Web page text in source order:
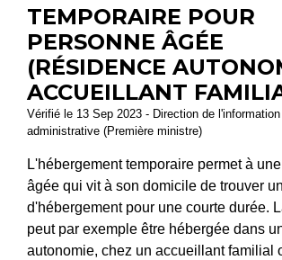
TEMPORAIRE POUR
PERSONNE ÂGÉE
(RÉSIDENCE
ACCUEILLANT
Vérifié le 13 Sep 2023 - Direction de
administrative (Première ministre)
L'hébergement temporaire permet à
âgée qui vit à son domicile de trouver
d'hébergement pour une courte durée.
peut par exemple être hébergée dans
autonomie, chez un accueillant familial